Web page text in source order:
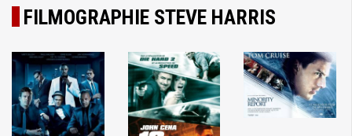
FILMOGRAPHIE STEVE HARRIS